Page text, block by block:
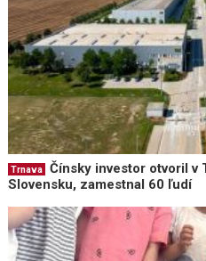
Trnava
Čínsky investor otvoril v
Slovensku, zamestnal 60 ľudí